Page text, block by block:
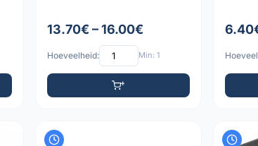
13.70€ – 16.00€
Hoeveelheid: Min: 1